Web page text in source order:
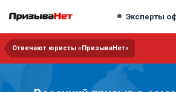
Эксперты
Отвечают юристы «ПризываНет»